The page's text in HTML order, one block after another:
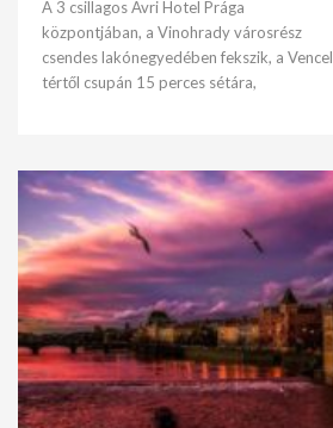
A 3 csillagos Avri Hotel Prága
központjában, a Vinohrady városrész
csendes lakónegyedében fekszik, a Vencel
tértől csupán 15 perces sétára,